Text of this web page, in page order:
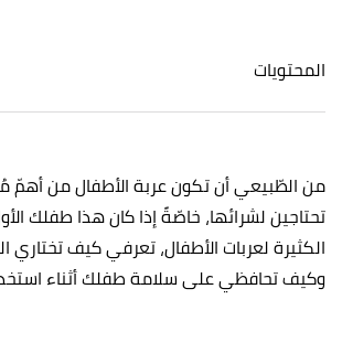
المحتويات
من الطّبيعي أن تكون عربة الأطفال من أهمّ
تحتاجين لشرائها، خاصّةً إذا كان هذا طفلك
الكثيرة لعربات الأطفال، تعرفي كيف تختاري
وكيف تحافظي على سلامة طفلك أثناء